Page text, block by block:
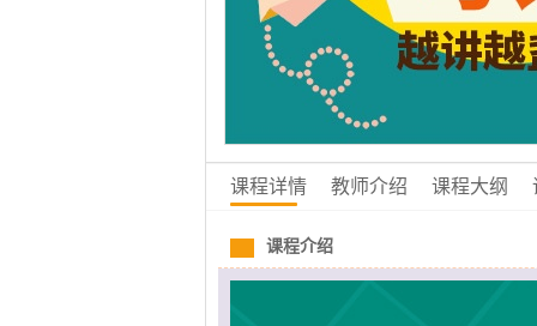
课程详情 教师介绍 课程大纲
课程介绍